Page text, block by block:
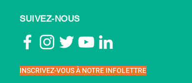
SUIVEZ-NOUS
INSCRIVEZ-VOUS À NOTRE INFOLETTRE